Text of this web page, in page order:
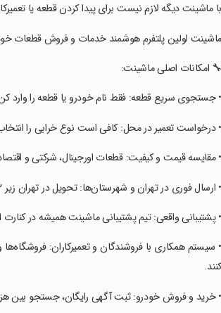
‏‏‏‏با ماشینت دیگه لازم نیست برای پیدا کردن قطعه یا
‏‏‏‏ماشینت اولین پلتفرم هوشمند خدمات و فروش قطعات
‏‏‏‏🔧 امکانات اصلی ماشینت:
‏‏‏‏• جستجوی سریع قطعه: فقط نام خودرو یا قطعه را وارد
‏‏‏‏• درخواست تعمیر در محل: کافی است نوع خرابی را
‏‏‏‏• مقایسه قیمت و کیفیت: قطعات اورجینال، شرکتی و
‏‏‏‏• ارسال فوری در تهران و شهرستان‌ها: تحویل در تهران زیر ۲ ساعت و در سایر شهرها بین ۶ تا ۸ ساعت.
‏‏‏‏• پشتیبانی واقعی: تیم پشتیبانی ماشینت همیشه در
‏‏‏‏• سیستم همکاری با فروشندگان و تعمیرکاران: فروشگاه‌ها
کنند.
‏‏‏‏• خرید و فروش خودرو: ثبت آگهی رایگان، جستجو بین